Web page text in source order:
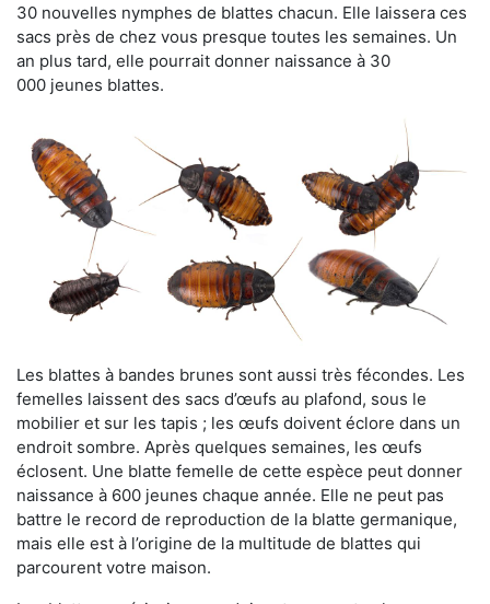
30 nouvelles nymphes de blattes chacun. Elle laissera ces
sacs près de chez vous presque toutes les semaines. Un
an plus tard, elle pourrait donner naissance à 30
000 jeunes blattes.
Les blattes à bandes brunes sont aussi très fécondes. Les
femelles laissent des sacs d’œufs au plafond, sous le
mobilier et sur les tapis ; les œufs doivent éclore dans un
endroit sombre. Après quelques semaines, les œufs
éclosent. Une blatte femelle de cette espèce peut donner
naissance à 600 jeunes chaque année. Elle ne peut pas
battre le record de reproduction de la blatte germanique,
mais elle est à l’origine de la multitude de blattes qui
parcourent votre maison.